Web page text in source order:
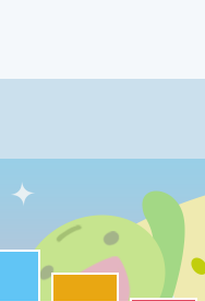
用:43%
夠新奇:24%